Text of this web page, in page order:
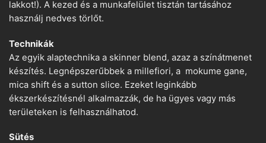
lakkot!). A kezed és a munkafelület tisztán tartásához
használj nedves törlőt.
Technikák
Az egyik alaptechnika a skinner blend, azaz a színátmenet
készítés. Legnépszerűbbek a millefiori, a mokume gane,
mica shift és a sutton slice. Ezeket leginkább
ékszerkészítésnél alkalmazzák, de ha ügyes vagy más
területeken is felhasználhatod.
Sütés